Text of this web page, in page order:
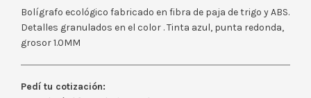
Bolígrafo ecológico fabricado en fibra de paja de trigo y ABS.
Detalles granulados en el color . Tinta azul, punta redonda,
grosor 1.0MM
Pedí tu cotización: